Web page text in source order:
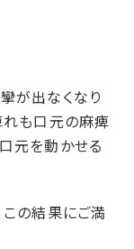
が出なくなり
れも口元の麻痺
元を動かせる
この結果にご満